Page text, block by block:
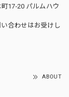
17-20 パルムハウ
合わせはお受けし
ABOUT